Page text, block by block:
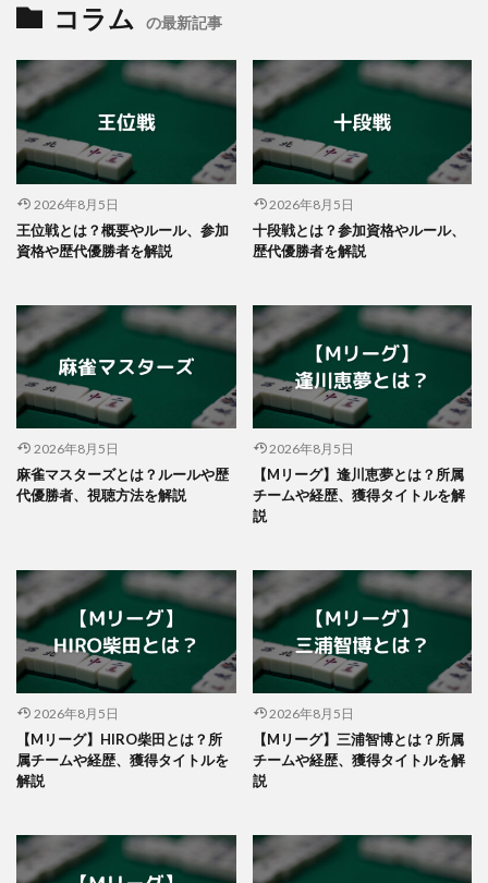
コラム の最新記事
2026年8月5日
王位戦とは？概要やルール、参加
資格や歴代優勝者を解説
2026年8月5日
十段戦とは？参加資格やルール、
歴代優勝者を解説
2026年8月5日
麻雀マスターズとは？ルールや歴
代優勝者、視聴方法を解説
2026年8月5日
【Mリーグ】逢川恵夢とは？所属
チームや経歴、獲得タイトルを解
説
2026年8月5日
【Mリーグ】HIRO柴田とは？所
属チームや経歴、獲得タイトルを
解説
2026年8月5日
【Mリーグ】三浦智博とは？所属
チームや経歴、獲得タイトルを解
説